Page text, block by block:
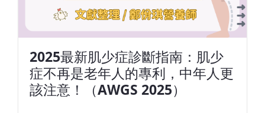
2025最新肌少症診斷指南：肌少
症不再是老年人的專利，中年人更
該注意！（AWGS 2025）